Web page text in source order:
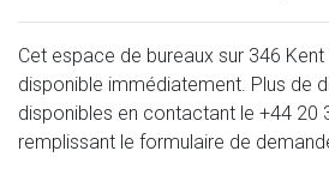
Cet espace de bureaux sur 346
disponible immédiatement. Plus de
disponibles en contactant le +44 20
remplissant le formulaire de